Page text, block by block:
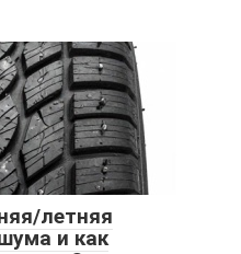
летняя
и как